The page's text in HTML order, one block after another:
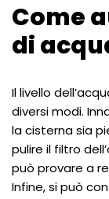
Come
di
Il livello
diversi modi.
la cisterna sia
pulire il filtro
può provare a
Infine, si può